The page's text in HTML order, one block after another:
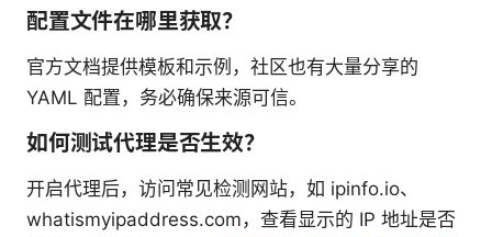
配置文件在哪里获取？
官方文档提供模板和示例，社区也有大量分享的
YAML 配置，务必确保来源可信。
如何测试代理是否生效？
开启代理后，访问常见检测网站，如 ipinfo.io、
whatismyipaddress.com，查看显示的 IP 地址是否